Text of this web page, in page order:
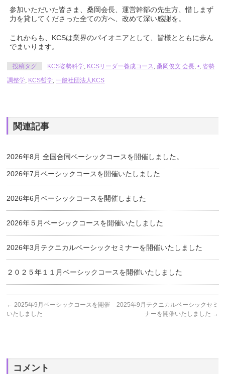
参加いただいた皆さま、桑岡会長、運営幹部の先生方、惜しまず
力を貸してくださった全ての方へ、改めて深い感謝を。
これからも、KCSは業界のパイオニアとして、皆様とともに歩ん
でまいります。
投稿タグ KCS姿勢科学, KCSリーダー養成コース,桑岡俊文 会長,•,姿勢
調整学, KCS哲学,一般社団法人KCS
関連記事
2026年8月 全国合同ベーシックコースを開催しました。
2026年7月ベーシックコースを開催いたしました
2026年6月ベーシックコースを開催しました
2026年５月ベーシックコースを開催いたしました
2026年3月テクニカルベーシックセミナーを開催いたしました
２０２５年１１月ベーシックコースを開催いたしました
← 2025年9月ベーシックコースを開催
いたしました
2025年9月テクニカルベーシックセミ
ナーを開催いたしました →
コメント